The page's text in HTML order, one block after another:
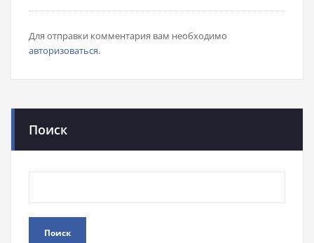
Для отправки комментария вам необходимо
авторизоваться.
Поиск
Поиск